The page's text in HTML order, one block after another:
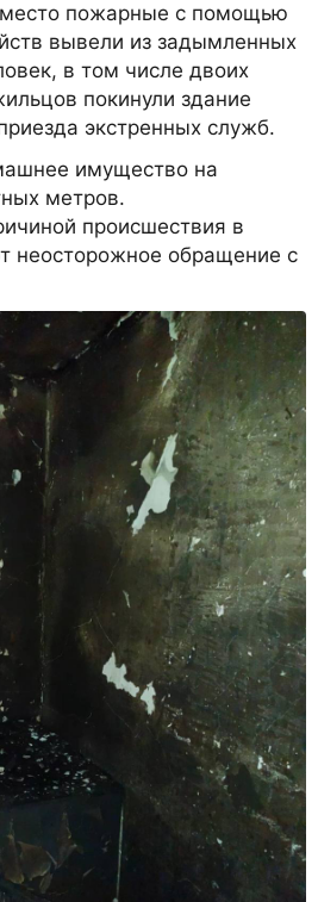
пожарные с помощью
вывели из задымленных
в том числе двоих
покинули здание
экстренных служб.
имущество на
метров.
происшествия в
неосторожное обращение с